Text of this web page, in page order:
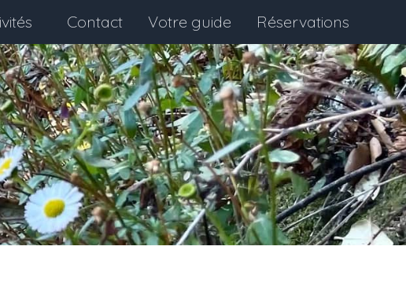
Contact Votre guide Réservations